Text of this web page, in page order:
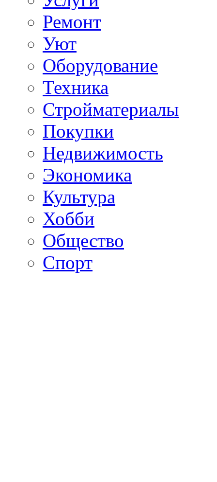
Ремонт
Уют
Оборудование
Техника
Стройматериалы
Покупки
Недвижимость
Экономика
Культура
Хобби
Общество
Спорт